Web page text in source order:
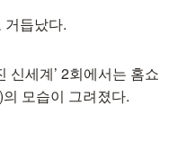
거듭났다.
신세계’ 2회에서는 홈쇼
모습이 그려졌다.